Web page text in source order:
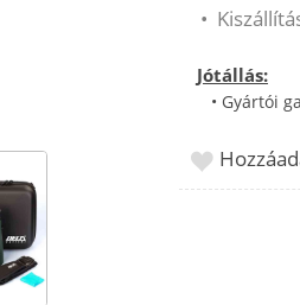
•
Jótállás:
• Gyártói